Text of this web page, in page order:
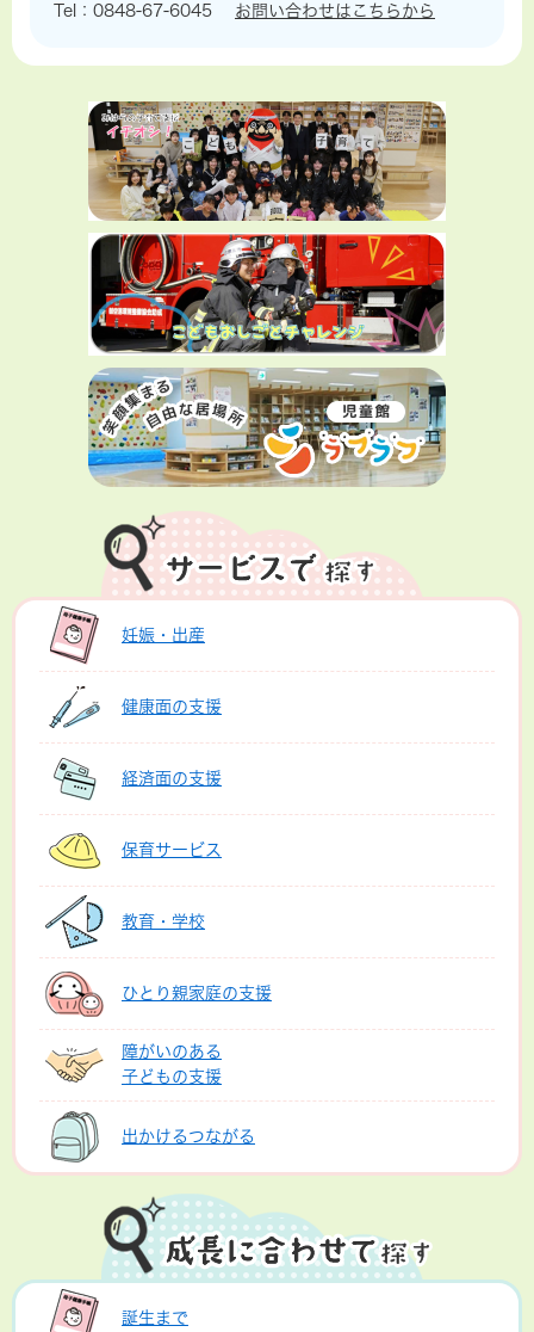
Tel：0848-67-6045
お問い合わせはこちらから
妊娠・出産
健康面の支援
経済面の支援
保育サービス
教育・学校
ひとり親家庭の支援
障がいのある
子どもの支援
出かけるつながる
誕生まで